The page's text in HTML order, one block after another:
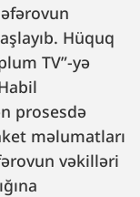
Hüquq
TV”-yə
prosesdə
məlumatları
vəkilləri